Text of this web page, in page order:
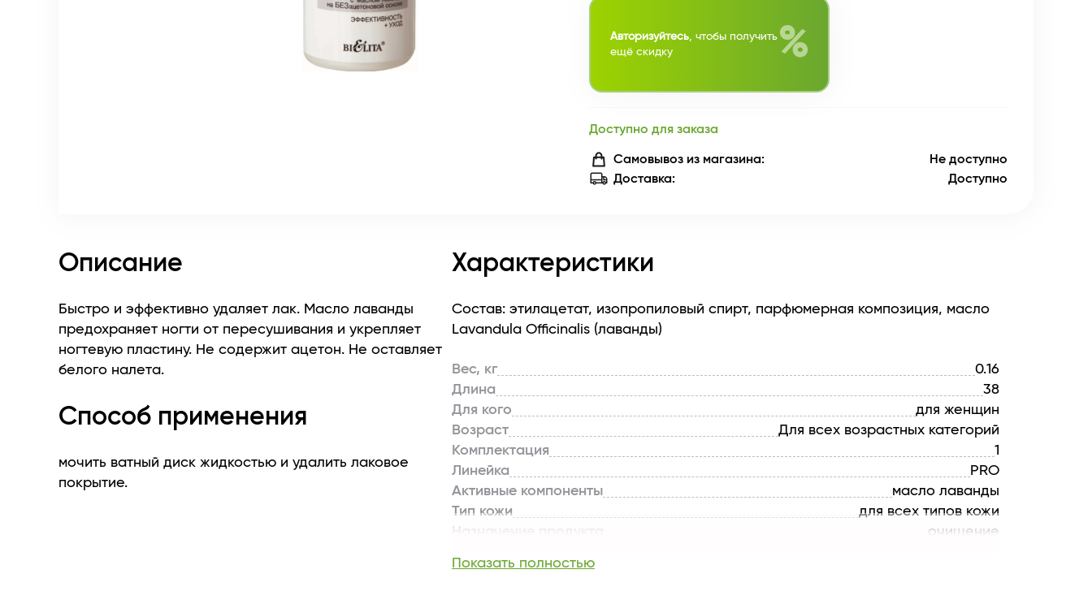
Авторизуйтесь , чтобы получить
ещё скидку
%
Доступно для заказа
Самовывоз из магазина:
Не доступно
Доставка:
Доступно
Описание
Быстро и эффективно удаляет лак. Масло лаванды
предохраняет ногти от пересушивания и укрепляет
ногтевую пластину. Не содержит ацетон. Не оставляет
белого налета.
Способ применения
мочить ватный диск жидкостью и удалить лаковое
покрытие.
Характеристики
Состав: этилацетат, изопропиловый спирт, парфюмерная композиция, масло
Lavandula Officinalis (лаванды)
Вес, кг
0.16
Длина
38
Для кого
для женщин
Возраст
Для всех возрастных категорий
Комплектация
1
Линейка
PRO
Активные компоненты
масло лаванды
Тип кожи
для всех типов кожи
Назначение продукта
очищение
Текстура
Показать полностью